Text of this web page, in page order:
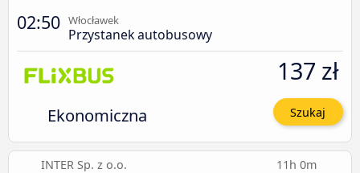
02:50 Włocławek
Przystanek autobusowy
Ekonomiczna
137 zł
Szukaj
INTER Sp. z o.o. 11h 0m